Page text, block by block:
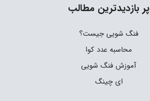
پر بازدیدترین مطالب
فنگ شویی جیست؟
محاسبه عدد کوا
آموزش فنگ شویی
ای چینگ